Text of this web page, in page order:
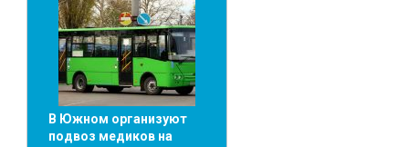
В Южном организуют
подвоз медиков на